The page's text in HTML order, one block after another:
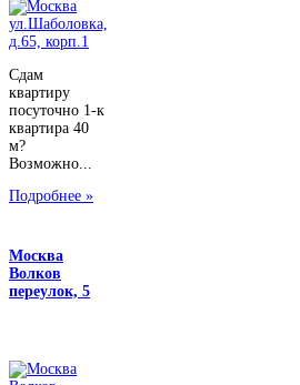
Сдам
квартиру
посуточно 1-к
квартира 40
м?
Возможно...
Подробнее »
Москва
Волков
переулок, 5